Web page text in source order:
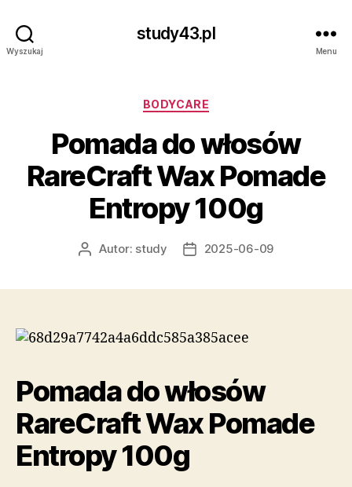
Wyszukaj
study43.pl
Menu
Kategorie
BODYCARE
Pomada do włosów
RareCraft Wax Pomade
Entropy 100g
AutorAutor: study
Data2025-06-09
Pomada do włosów
RareCraft Wax Pomade
Entropy 100g